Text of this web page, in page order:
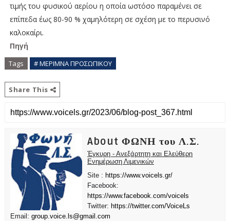
τιμής του φυσικού αερίου η οποία ωστόσο παραμένει σε
επίπεδα έως 80-90 % χαμηλότερη σε σχέση με το περυσινό
καλοκαίρι.
Πηγή
Tags # ΜΕΡΙΜΝΑ ΠΡΟΣΩΠΙΚΟΥ
Share This
About ΦΩΝΗ του Λ.Σ.
Έγκυρη - Ανεξάρτητη και Ελεύθερη
Ενημέρωση Λιμενικών
Site : https://www.voicels.gr/
Facebook:
https://www.facebook.com/voicels
Twitter: https://twitter.com/VoiceLs
Email: group.voice.ls@gmail.com